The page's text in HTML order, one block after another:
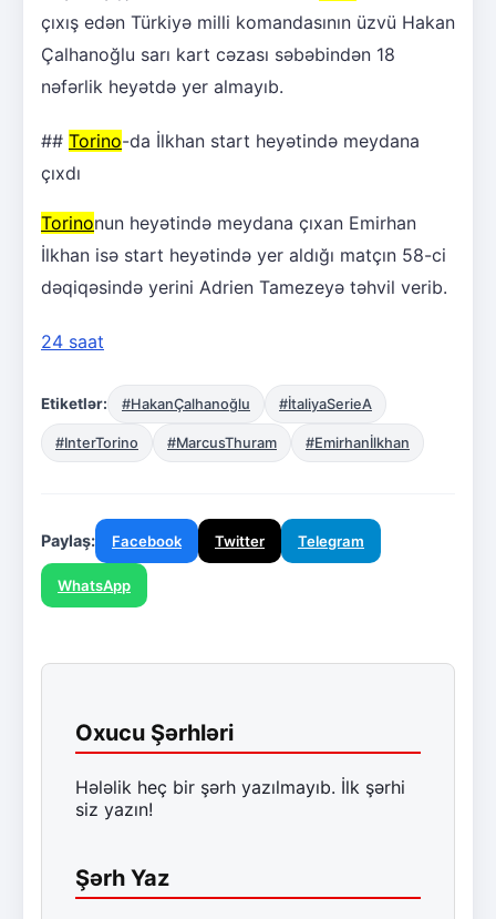
çıxış edən Türkiyə milli komandasının üzvü Hakan
Çalhanoğlu sarı kart cəzası səbəbindən 18
nəfərlik heyətdə yer almayıb.
## Torino-da İlkhan start heyətində meydana
çıxdı
Torinonun heyətində meydana çıxan Emirhan
İlkhan isə start heyətində yer aldığı matçın 58-ci
dəqiqəsində yerini Adrien Tamezeyə təhvil verib.
24 saat
Etiketlər: #HakanÇalhanoğlu #İtaliyaSerieA
#InterTorino #MarcusThuram #Emirhanİlkhan
Paylaş: Facebook Twitter Telegram
WhatsApp
Oxucu Şərhləri
Hələlik heç bir şərh yazılmayıb. İlk şərhi
siz yazın!
Şərh Yaz